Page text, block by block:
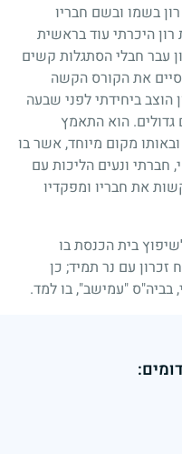
בשמו ובשם חבריו
רון היכרתי עוד בראשית
עבר חבלי הסתגלות קשים
את הקורס הקשה
הוצב ביחידתי לפני שבעה
הוא התאמץ
מקום מיוחד, אשר בו
חברתי ונעים הליכות עם
את חבריו ומפקדיו
בית הכנסת בו
זכרון עם נר תמיד; כן
"עמישב", בו למד.